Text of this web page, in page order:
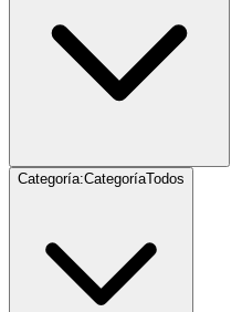
Categoría:CategoríaTodos